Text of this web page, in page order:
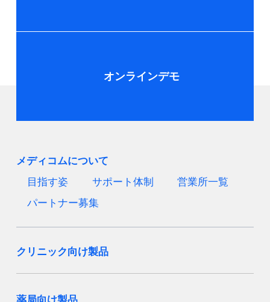
オンラインデモ
メディコムについて
目指す姿
サポート体制
営業所一覧
パートナー募集
クリニック向け製品